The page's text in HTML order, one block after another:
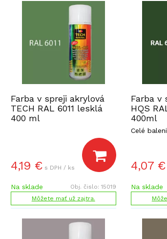
Farba v spreji akrylová
TECH RAL 6011 lesklá
400 ml
4,19 € s DPH / ks
Na sklade Obj. čislo: 15019
Môžete mať už zajtra.
Farba v
HQS
400ml
Celé
4,07 €
Na sklade